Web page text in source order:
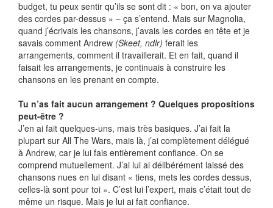
budget, tu peux sentir qu’ils se sont dit : « bon, on va ajouter
des cordes par-dessus » – ça s’entend. Mais sur Magnolia,
quand j’écrivais les chansons, j’avais les cordes en tête et je
savais comment Andrew (Skeet, ndlr) ferait les
arrangements, comment il travaillerait. Et en fait, quand il
faisait les arrangements, je continuais à construire les
chansons en les prenant en compte.
Tu n’as fait aucun arrangement ? Quelques propositions
peut-être ?
J’en ai fait quelques-uns, mais très basiques. J’ai fait la
plupart sur All The Wars, mais là, j’ai complètement délégué
à Andrew, car je lui fais entièrement confiance. On se
comprend mutuellement. J’ai lui ai délibérément laissé des
chansons nues en lui disant « tiens, mets les cordes dessus,
celles-là sont pour toi ». C’est lui l’expert, mais c’était tout de
même un risque. Mais je lui ai fait confiance.